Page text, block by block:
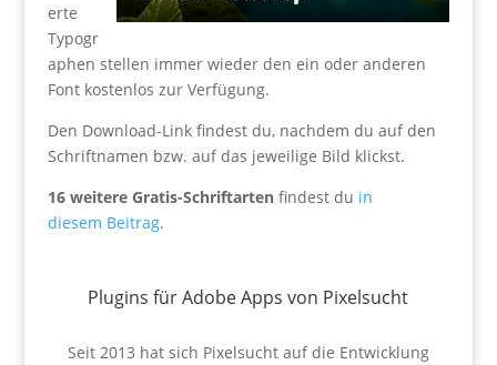
erte
Typogr
aphen stellen immer wieder den ein oder anderen
Font kostenlos zur Verfügung.
Den Download-Link findest du, nachdem du auf den
Schriftnamen bzw. auf das jeweilige Bild klickst.
16 weitere Gratis-Schriftartenfindest du in
diesem Beitrag.
Plugins für Adobe Apps von Pixelsucht
Seit 2013 hat sich Pixelsucht auf die Entwicklung